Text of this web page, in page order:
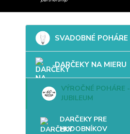
SVADOBNÉ POHÁRE
DARČEKY NA MIERU
VÝROČNÉ POHÁRE -
JUBILEUM
DARČEKY PRE
HUDOBNÍKOV